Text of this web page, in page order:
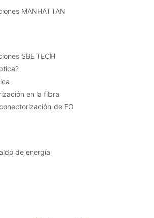
MANHATTAN
SBE TECH
en la fibra
de FO
de energía